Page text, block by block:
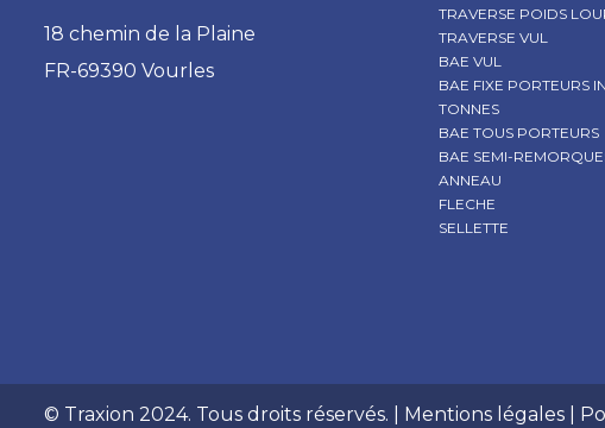
18 chemin de la Plaine
FR-69390 Vourles
TRAVERSE POIDS
TRAVERSE VUL
BAE VUL
BAE FIXE PORTEURS
TONNES
BAE TOUS PORTEURS
BAE SEMI-
ANNEAU
FLECHE
SELLETTE
© Traxion 2024. Tous droits réservés. | Mentions légales